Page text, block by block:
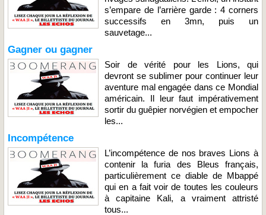
s’empare de l’arrière garde : 4 corners
successifs en 3mn, puis un
sauvetage...
Gagner ou gagner
Soir de vérité pour les Lions, qui
devront se sublimer pour continuer leur
aventure mal engagée dans ce Mondial
américain. Il leur faut impérativement
sortir du guêpier norvégien et empocher
les...
Incompétence
L’incompétence de nos braves Lions à
contenir la furia des Bleus français,
particulièrement ce diable de Mbappé
qui en a fait voir de toutes les couleurs
à capitaine Kali, a vraiment attristé
tous...